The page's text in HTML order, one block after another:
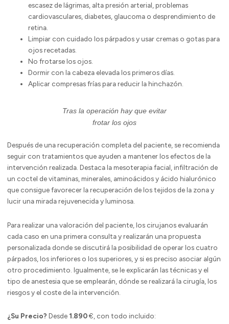
escasez de lágrimas, alta presión arterial, problemas
cardiovasculares, diabetes, glaucoma o desprendimiento de
retina.
Limpiar con cuidado los párpados y usar cremas o gotas para
ojos recetadas.
No frotarse los ojos.
Dormir con la cabeza elevada los primeros días.
Aplicar compresas frías para reducir la hinchazón.
Tras la operación hay que evitar
frotar los ojos
Después de una recuperación completa del paciente, se recomienda
seguir con tratamientos que ayuden a mantener los efectos de la
intervención realizada. Destaca la mesoterapia facial, infiltración de
un coctel de vitaminas, minerales, aminoácidos y ácido hialurónico
que consigue favorecer la recuperación de los tejidos de la zona y
lucir una mirada rejuvenecida y luminosa.
Para realizar una valoración del paciente, los cirujanos evaluarán
cada caso en una primera consulta y realizarán una propuesta
personalizada donde se discutirá la posibilidad de operar los cuatro
párpados, los inferiores o los superiores, y si es preciso asociar algún
otro procedimiento. Igualmente, se le explicarán las técnicas y el
tipo de anestesia que se emplearán, dónde se realizará la cirugía, los
riesgos y el coste de la intervención.
¿Su Precio? Desde 1.890€, con todo incluido: